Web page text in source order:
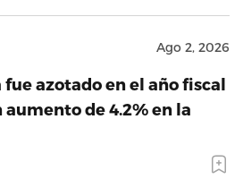
Ago 2, 2026
azotado en el año fiscal
de 4.2% en la